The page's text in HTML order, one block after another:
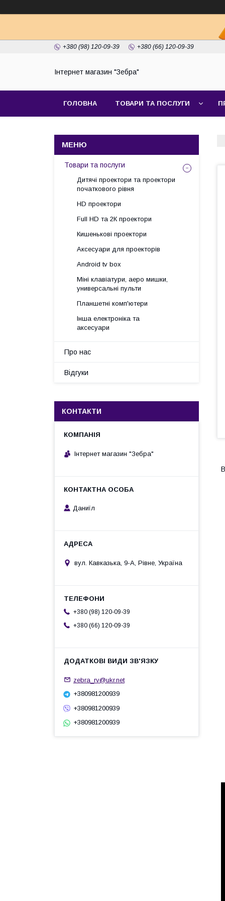
+380 (98) 120-09-39 +380 (66) 120-09-39
Інтернет магазин "Зебра"
ГОЛОВНА ТОВАРИ ТА ПОСЛУГИ
Товари та послуги
Дитячі проектори та проектори
початкового рівня
HD проектори
Full HD та 2К проектори
Кишенькові проектори
Аксесуари для проекторів
Android tv box
Міні клавіатури, аеро мишки,
универсальні пульти
Планшетні комп'ютери
Інша електроніка та
аксесуари
Про нас
Відгуки
КОНТАКТИ
Інтернет магазин "Зебра"
Даниїл
вул. Кавказька, 9-А, Рівне, Україна
+380 (98) 120-09-39
+380 (66) 120-09-39
zebra_rv@ukr.net
+380981200939
+380981200939
+380981200939